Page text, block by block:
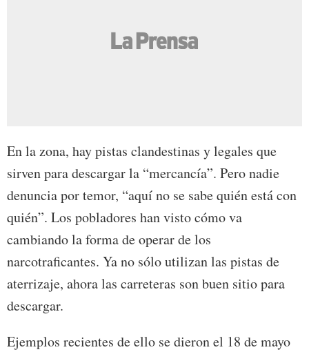
En la zona, hay pistas clandestinas y legales que
sirven para descargar la “mercancía”. Pero nadie
denuncia por temor, “aquí no se sabe quién está con
quién”. Los pobladores han visto cómo va
cambiando la forma de operar de los
narcotraficantes. Ya no sólo utilizan las pistas de
aterrizaje, ahora las carreteras son buen sitio para
descargar.
Ejemplos recientes de ello se dieron el 18 de mayo